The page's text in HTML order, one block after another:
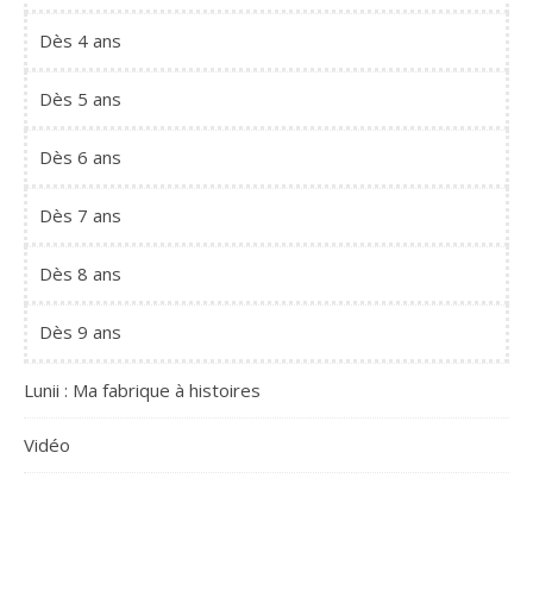
Dès 4 ans
Dès 5 ans
Dès 6 ans
Dès 7 ans
Dès 8 ans
Dès 9 ans
Lunii : Ma fabrique à histoires
Vidéo